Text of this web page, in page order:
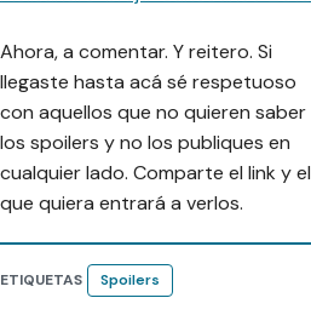
Ahora, a comentar. Y reitero. Si
llegaste hasta acá sé respetuoso
con aquellos que no quieren saber
los spoilers y no los publiques en
cualquier lado. Comparte el link y el
que quiera entrará a verlos.
ETIQUETAS Spoilers